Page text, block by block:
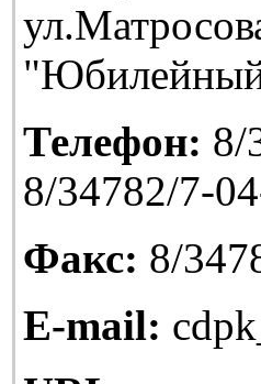
Телефон: 8/
8/34782/7-
Факс: 8/
E-mail: